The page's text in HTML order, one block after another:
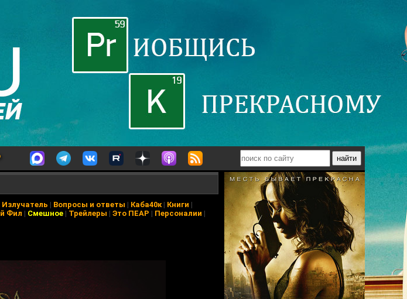
Излучатель | Вопросы и ответы | Каба40к| Книги |
Фил | Смешное | Трейлеры | Это ПЕАР | Персоналии |